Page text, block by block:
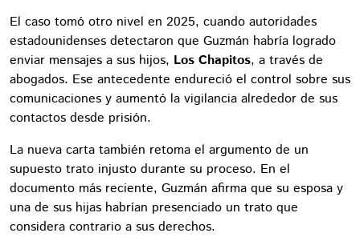
El caso tomó otro nivel en 2025, cuando autoridades
estadounidenses detectaron que Guzmán habría logrado
enviar mensajes a sus hijos, Los Chapitos, a través de
abogados. Ese antecedente endureció el control sobre sus
comunicaciones y aumentó la vigilancia alrededor de sus
contactos desde prisión.
La nueva carta también retoma el argumento de un
supuesto trato injusto durante su proceso. En el
documento más reciente, Guzmán afirma que su esposa y
una de sus hijas habrían presenciado un trato que
considera contrario a sus derechos.